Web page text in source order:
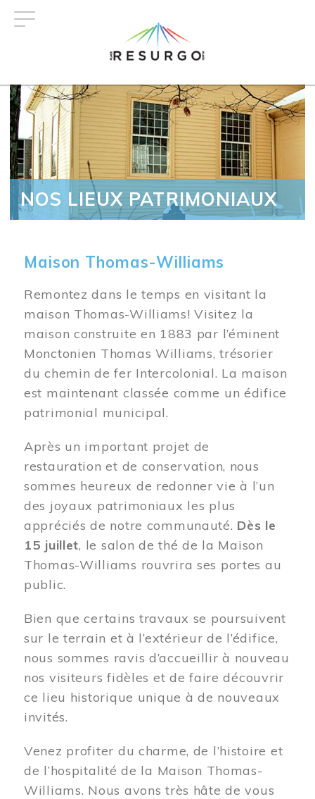
NOS LIEUX PATRIMONIAUX
Maison Thomas-Williams
Remontez dans le temps en visitant la
maison Thomas-Williams! Visitez la
maison construite en 1883 par l’éminent
Monctonien Thomas Williams, trésorier
du chemin de fer Intercolonial. La maison
est maintenant classée comme un édifice
patrimonial municipal.
Après un important projet de
restauration et de conservation, nous
sommes heureux de redonner vie à l’un
des joyaux patrimoniaux les plus
appréciés de notre communauté. Dès le
15 juillet, le salon de thé de la Maison
Thomas-Williams rouvrira ses portes au
public.
Bien que certains travaux se poursuivent
sur le terrain et à l’extérieur de l’édifice,
nous sommes ravis d’accueillir à nouveau
nos visiteurs fidèles et de faire découvrir
ce lieu historique unique à de nouveaux
invités.
Venez profiter du charme, de l’histoire et
de l’hospitalité de la Maison Thomas-
Williams. Nous avons très hâte de vous